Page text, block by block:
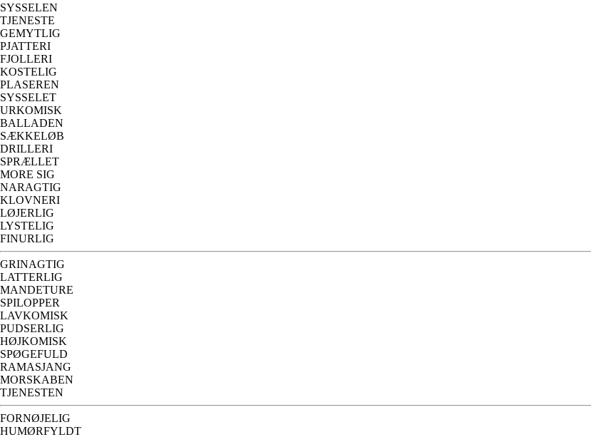
SYSSELEN
TJENESTE
GEMYTLIG
PJATTERI
FJOLLERI
KOSTELIG
PLASEREN
SYSSELET
URKOMISK
BALLADEN
SÆKKELØB
DRILLERI
SPRÆLLET
MORE SIG
NARAGTIG
KLOVNERI
LØJERLIG
LYSTELIG
FINURLIG
GRINAGTIG
LATTERLIG
MANDETURE
SPILOPPER
LAVKOMISK
PUDSERLIG
HØJKOMISK
SPØGEFULD
RAMASJANG
MORSKABEN
TJENESTEN
FORNØJELIG
HUMØRFYLDT